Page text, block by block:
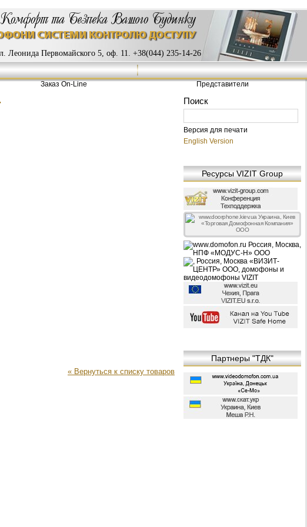
Леонида Первомайского 5, оф. 11. +38(044) 235-14-26
Заказ On-Line Представители
« Вернуться к списку товаров
Версия для печати
English Version
Ресурсы VIZIT Group
Партнеры "ТДК"